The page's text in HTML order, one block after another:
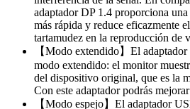
adaptador DP 1.4 proporciona
más rápida y reduce eficazmente
tartamudez en la reproducción de
【Modo extendido】El
modo extendido: el monitor
del dispositivo original, que es la
Con este adaptador podrás
【Modo espejo】El adaptador